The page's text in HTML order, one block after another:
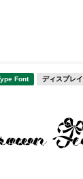
Font ディスプレイ